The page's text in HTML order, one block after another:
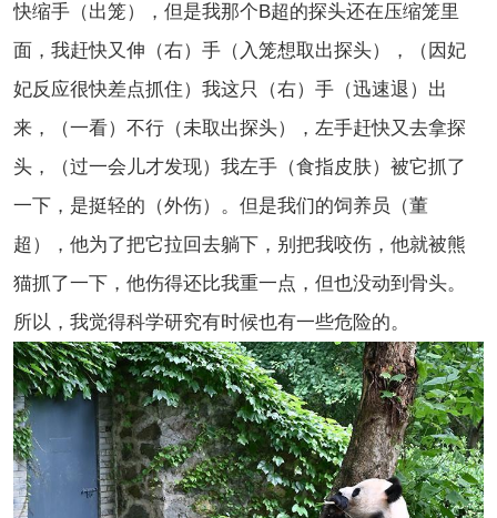
快缩手（出笼），但是我那个B超的探头还在压缩笼里
面，我赶快又伸（右）手（入笼想取出探头），（因妃
妃反应很快差点抓住）我这只（右）手（迅速退）出
来，（一看）不行（未取出探头）
，左手赶快又去拿探
头，（过一会儿才发现）我左手（食指皮肤）被它抓了
一下，是挺轻的（外伤）。但是我们的饲养员（董
超），他为了把它拉回去躺下，别把我咬伤，他就被熊
猫抓了一下，他伤得还比我重一点，但也没动到骨头。
所以，我觉得科学研究有时候也有一些危险的。